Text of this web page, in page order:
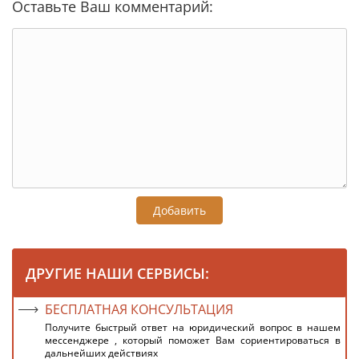
Оставьте Ваш комментарий:
Добавить
ДРУГИЕ НАШИ СЕРВИСЫ:
БЕСПЛАТНАЯ КОНСУЛЬТАЦИЯ
Получите быстрый ответ на юридический вопрос в нашем
мессенджере , который поможет Вам сориентироваться в
дальнейших действиях